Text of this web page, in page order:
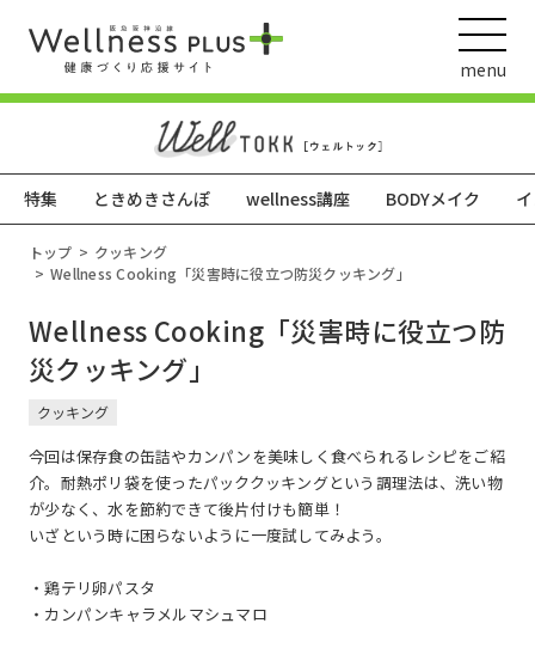
menu
特集 ときめきさんぽ wellness講座 BODYメイク
トップ
クッキング
Wellness Cooking「災害時に役立つ防災クッキング」
Wellness Cooking「災害時に役立つ防
災クッキング」
クッキング
今回は保存食の缶詰やカンパンを美味しく食べられるレシピをご紹
介。耐熱ポリ袋を使ったパッククッキングという調理法は、洗い物
が少なく、水を節約できて後片付けも簡単！
いざという時に困らないように一度試してみよう。
・鶏テリ卵パスタ
・カンパンキャラメルマシュマロ
ウェルネス動画
阪急阪神ホールディングス
ヘルスケアの取組